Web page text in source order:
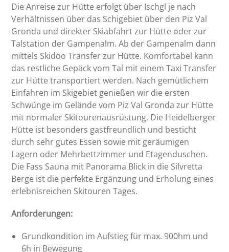
Die Anreise zur Hütte erfolgt über Ischgl je nach
Verhältnissen über das Schigebiet über den Piz Val
Gronda und direkter Skiabfahrt zur Hütte oder zur
Talstation der Gampenalm. Ab der Gampenalm dann
mittels Skidoo Transfer zur Hütte. Komfortabel kann
das restliche Gepäck vom Tal mit einem Taxi Transfer
zur Hütte transportiert werden. Nach gemütlichem
Einfahren im Skigebiet genießen wir die ersten
Schwünge im Gelände vom Piz Val Gronda zur Hütte
mit normaler Skitourenausrüstung. Die Heidelberger
Hütte ist besonders gastfreundlich und besticht
durch sehr gutes Essen sowie mit geräumigen
Lagern oder Mehrbettzimmer und Etagenduschen.
Die Fass Sauna mit Panorama Blick in die Silvretta
Berge ist die perfekte Ergänzung und Erholung eines
erlebnisreichen Skitouren Tages.
Anforderungen:
Grundkondition im Aufstieg für max. 900hm und
6h in Bewegung